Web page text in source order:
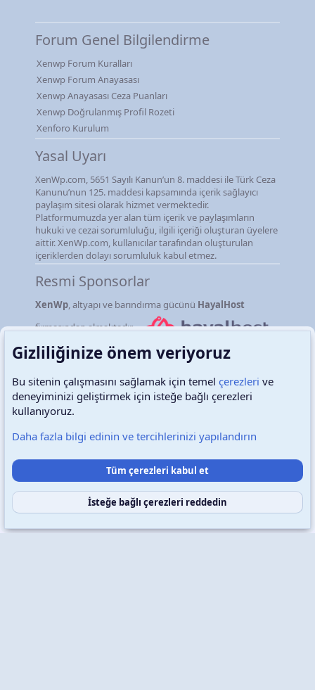
Forum Genel Bilgilendirme
Xenwp Forum Kuralları
Xenwp Forum Anayasası
Xenwp Anayasası Ceza Puanları
Xenwp Doğrulanmış Profil Rozeti
Xenforo Kurulum
Yasal Uyarı
XenWp.com, 5651 Sayılı Kanun’un 8. maddesi ile Türk Ceza
Kanunu’nun 125. maddesi kapsamında içerik sağlayıcı
paylaşım sitesi olarak hizmet vermektedir.
Platformumuzda yer alan tüm içerik ve paylaşımların
hukuki ve cezai sorumluluğu, ilgili içeriği oluşturan üyelere
aittir. XenWp.com, kullanıcılar tarafından oluşturulan
içeriklerden dolayı sorumluluk kabul etmez.
Resmi Sponsorlar
XenWp, altyapı ve barındırma gücünü HayalHost
firmasından almaktadır.
Türkçe (TR) Çerezler
Destek talepleri Bize ulaşın Şartlar ve kurallar
Gizlilik politikası Yardım Ana sayfa
S
Copyright © 2026 XenWp Telif Hakları Saklıdır
Gizliliğinize önem veriyoruz
Bu sitenin çalışmasını sağlamak için temel çerezleri ve
deneyiminizi geliştirmek için isteğe bağlı çerezleri
kullanıyoruz.
Daha fazla bilgi edinin ve tercihlerinizi yapılandırın
Tüm çerezleri kabul et
İsteğe bağlı çerezleri reddedin